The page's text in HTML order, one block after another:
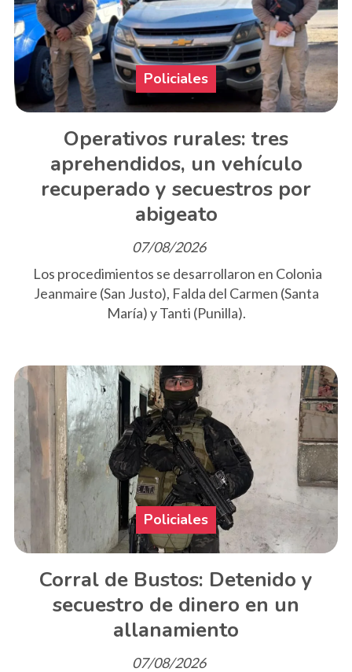
Operativos rurales: tres
aprehendidos, un vehículo
recuperado y secuestros por
abigeato
Policiales
07/08/2026
Los procedimientos se desarrollaron en Colonia
Jeanmaire (San Justo), Falda del Carmen (Santa
María) y Tanti (Punilla).
Corral de Bustos: Detenido y
secuestro de dinero en un
allanamiento
Policiales
07/08/2026